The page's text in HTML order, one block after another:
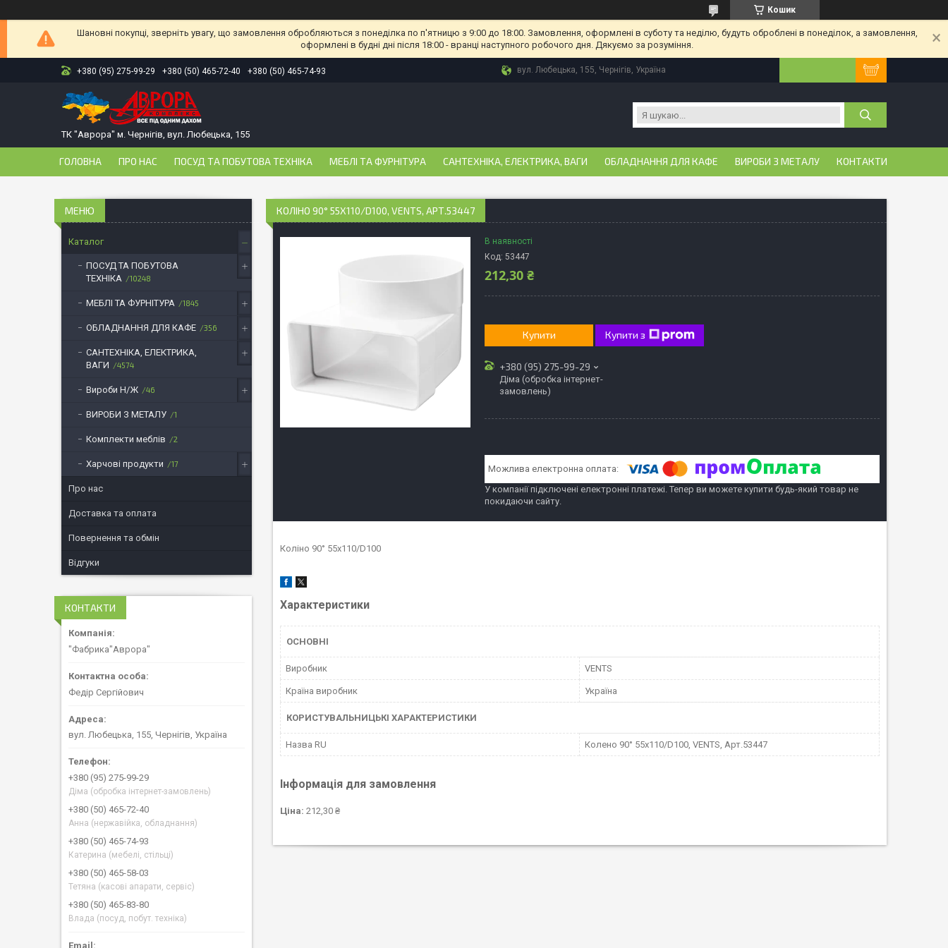
Кошик
Шановні покупці, зверніть увагу, що замовлення обробляються з понеділка по п'ятницю з 9:00 до 18:00. Замовлення, оформлені в суботу та неділю, будуть оброблені в понеділок, а замовлення,
оформлені в будні дні після 18:00 - вранці наступного робочого дня. Дякуємо за розуміння.
+380 (95) 275-99-29 +380 (50) 465-72-40 +380 (50) 465-74-93 вул. Любецька, 155, Чернігів, Україна
ТК "Аврора" м. Чернігів, вул. Любецька, 155
ГОЛОВНА ПРО НАС ПОСУД ТА ПОБУТОВА ТЕХНІКА МЕБЛІ ТА ФУРНІТУРА САНТЕХНІКА, ЕЛЕКТРИКА, ВАГИ ОБЛАДНАННЯ ДЛЯ КАФЕ ВИРОБИ З МЕТАЛУ КОНТАКТИ
КОЛІНО 90° 55Х110/D100, VENTS, АРТ.53447
В наявності
Код: 53447
212,30 ₴
Купити Купити з
+380 (95) 275-99-29
Діма (обробка інтернет-
замовлень)
У компанії підключені електронні платежі. Тепер ви можете купити будь-який товар не
покидаючи сайту.
Коліно 90° 55х110/D100
Характеристики
ОСНОВНІ
Виробник VENTS
Країна виробник Україна
КОРИСТУВАЛЬНИЦЬКІ ХАРАКТЕРИСТИКИ
Назва RU Колено 90° 55х110/D100, VENTS, Арт.53447
Інформація для замовлення
Ціна: 212,30 ₴
Каталог
ПОСУД ТА ПОБУТОВА
ТЕХНІКА
10248
МЕБЛІ ТА ФУРНІТУРА 1845
ОБЛАДНАННЯ ДЛЯ КАФЕ 356
САНТЕХНІКА, ЕЛЕКТРИКА,
ВАГИ
4574
Вироби Н/Ж 46
ВИРОБИ З МЕТАЛУ 1
Комплекти меблів 2
Харчові продукти 17
Про нас
Доставка та оплата
Повернення та обмін
Відгуки
КОНТАКТИ
"Фабрика"Аврора"
Федір Сергійович
вул. Любецька, 155, Чернігів, Україна
+380 (95) 275-99-29
Діма (обробка інтернет-замовлень)
+380 (50) 465-72-40
Анна (нержавійка, обладнання)
+380 (50) 465-74-93
Катерина (мебелі, стільці)
+380 (50) 465-58-03
Тетяна (касові апарати, сервіс)
+380 (50) 465-83-80
Влада (посуд, побут. техніка)